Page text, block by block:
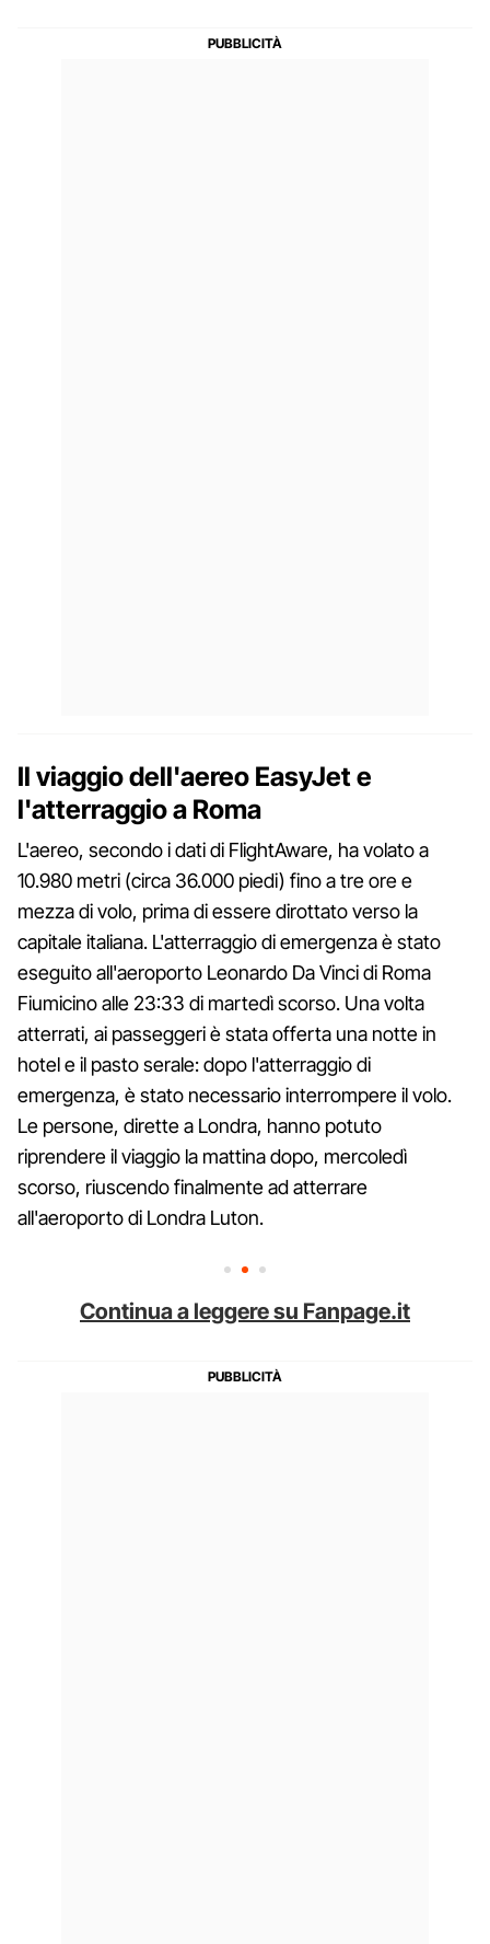
Il viaggio dell'aereo EasyJet e
l'atterraggio a Roma
L'aereo, secondo i dati di FlightAware, ha volato a
10.980 metri (circa 36.000 piedi) fino a tre ore e
mezza di volo, prima di essere dirottato verso la
capitale italiana. L'atterraggio di emergenza è stato
eseguito all'aeroporto Leonardo Da Vinci di Roma
Fiumicino alle 23:33 di martedì scorso. Una volta
atterrati, ai passeggeri è stata offerta una notte in
hotel e il pasto serale: dopo l'atterraggio di
emergenza, è stato necessario interrompere il volo.
Le persone, dirette a Londra, hanno potuto
riprendere il viaggio la mattina dopo, mercoledì
scorso, riuscendo finalmente ad atterrare
all'aeroporto di Londra Luton.
Continua a leggere su Fanpage.it